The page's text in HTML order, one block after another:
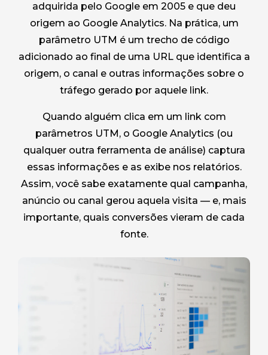
adquirida pelo Google em 2005 e que deu
origem ao Google Analytics. Na prática, um
parâmetro UTM é um trecho de código
adicionado ao final de uma URL que identifica a
origem, o canal e outras informações sobre o
tráfego gerado por aquele link.
Quando alguém clica em um link com
parâmetros UTM, o Google Analytics (ou
qualquer outra ferramenta de análise) captura
essas informações e as exibe nos relatórios.
Assim, você sabe exatamente qual campanha,
anúncio ou canal gerou aquela visita — e, mais
importante, quais conversões vieram de cada
fonte.